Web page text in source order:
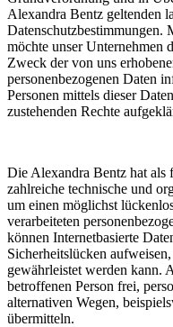
Alexandra Bentz geltenden
Datenschutzbestimmungen.
möchte unser
Zweck der von uns
personenbezogenen Daten
Personen mittels dieser
zustehenden Rechte
Die Alexandra Bentz hat als
zahlreiche technische und
um einen möglichst
verarbeiteten
können Internetbasierte
Sicherheitslücken
gewährleistet werden kann.
betroffenen Person frei,
alternativen Wegen,
übermitteln.